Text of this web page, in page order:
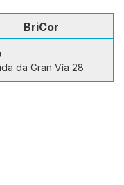
BriCor
da Gran Vía 28